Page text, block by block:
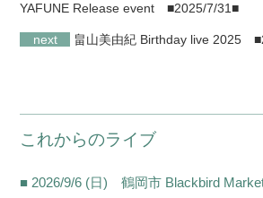
YAFUNE Release event ■2025/7/31■
next 畠山美由紀 Birthday live 2025
これからのライブ
■ 2026/9/6 (日) 鶴岡市 Blackbird